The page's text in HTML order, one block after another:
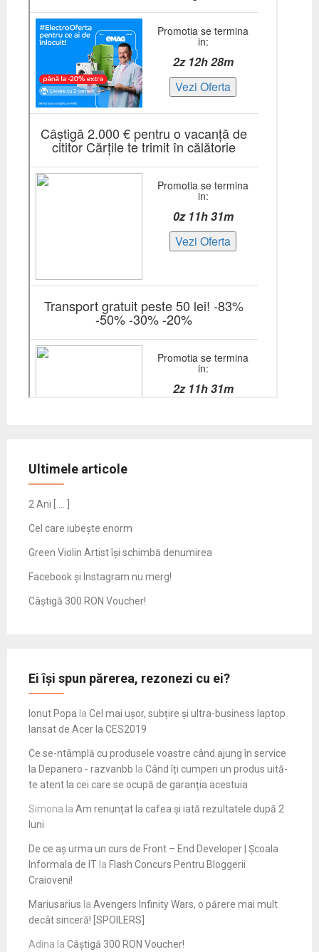
Ultimele articole
2 Ani [ … ]
Cel care iubește enorm
Green Violin Artist își schimbă denumirea
Facebook și Instagram nu merg!
Câștigă 300 RON Voucher!
Ei își spun părerea, rezonezi cu ei?
Ionut Popa la Cel mai ușor, subțire și ultra-business laptop
lansat de Acer la CES2019
Ce se-ntâmplă cu produsele voastre când ajung în service
la Depanero - razvanbb la Când îți cumperi un produs uită-
te atent la cei care se ocupă de garanția acestuia
Simona la Am renunțat la cafea și iată rezultatele după 2
luni
De ce aș urma un curs de Front – End Developer | Școala
Informala de IT la Flash Concurs Pentru Bloggerii
Craioveni!
Mariusarius la Avengers Infinity Wars, o părere mai mult
decât sinceră! [SPOILERS]
Adina la Câștigă 300 RON Voucher!